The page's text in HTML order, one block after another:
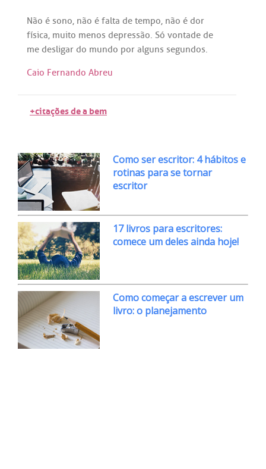
Não é sono, não é falta de tempo, não é dor
física, muito menos depressão. Só vontade de
me desligar do mundo por alguns segundos.
Caio Fernando Abreu
+citações de a bem
Como ser escritor: 4 hábitos e
rotinas para se tornar
escritor
17 livros para escritores:
comece um deles ainda hoje!
Como começar a escrever um
livro: o planejamento